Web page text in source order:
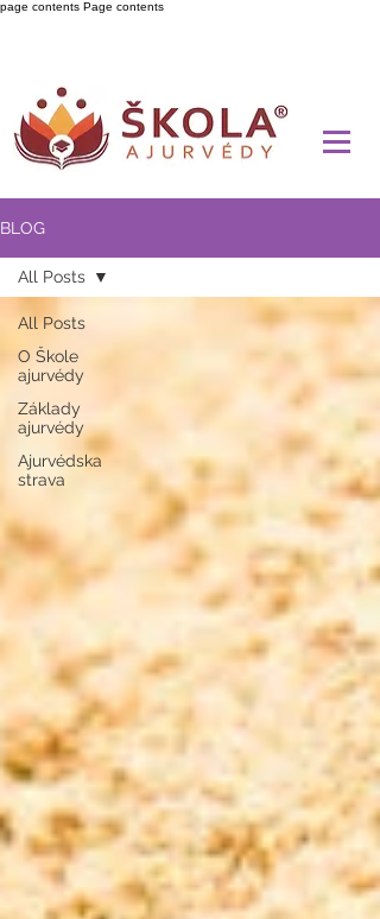
page contents Page contents
BLOG
All Posts
O Škole
ajurvédy
Základy
ajurvédy
Ajurvédska
strava
All Posts